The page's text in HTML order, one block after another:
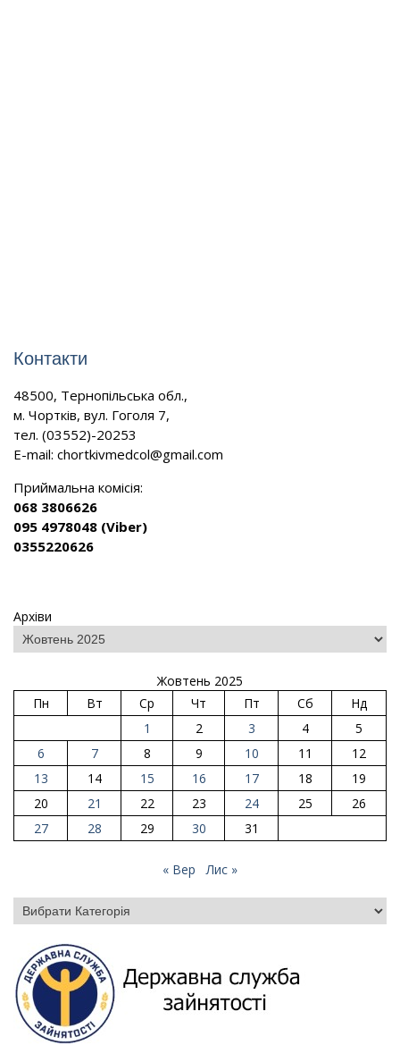
Контакти
48500, Тернопільська обл.,
м. Чортків, вул. Гоголя 7,
тел. (03552)-20253
E-mail: chortkivmedcol@gmail.com
Приймальна комісія:
068 3806626
095 4978048 (Viber)
0355220626
Архіви
Жовтень 2025
Пн
Вт Ср Чт Пт Сб
Нд
1
2 3 4
5
6
7 8 9 10 11
12
13
14 15 16 17 18
19
20
21 22 23 24 25
26
27
28 29 30 31
« Вер Лис »
Категорії